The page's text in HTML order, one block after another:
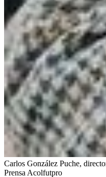
Carlos González Puche,
Prensa Acolfutpro